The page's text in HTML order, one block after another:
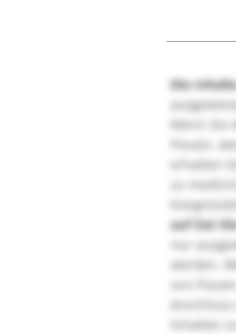
Die
Wenn
freuen,
erhalten
zu
auf Sie!
nur
werden.
uns
Inhalten